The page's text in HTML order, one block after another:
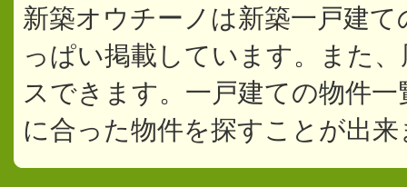
新築オウチーノは新築一戸建
っぱい掲載しています。また
スできます。一戸建ての物件
に合った物件を探すことが出来